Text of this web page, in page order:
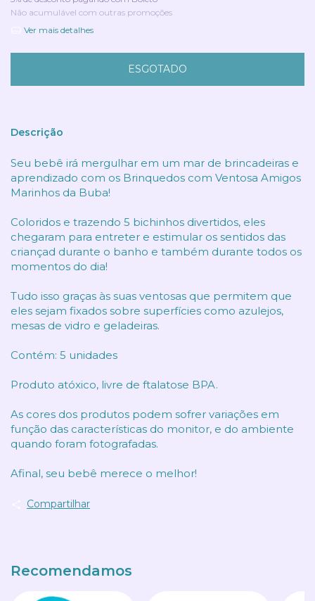
Não acumulável com outras promoções
Ver mais detalhes
Descrição
Seu bebê irá mergulhar em um mar de brincadeiras e
aprendizado com os Brinquedos com Ventosa Amigos
Marinhos da Buba!
Coloridos e trazendo 5 bichinhos divertidos, eles
chegaram para entreter e estimular os sentidos das
criançad durante o banho e também durante todos os
momentos do dia!
Tudo isso graças às suas ventosas que permitem que
eles sejam fixados sobre superfícies como azulejos,
mesas de vidro e geladeiras.
Contém: 5 unidades
Produto atóxico, livre de ftalatose BPA.
As cores dos produtos podem sofrer variações em
função das características do monitor, e do ambiente
quando foram fotografadas.
Afinal, seu bebê merece o melhor!
Compartilhar
Recomendamos